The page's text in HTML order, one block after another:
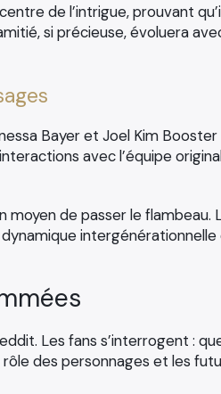
de l’intrigue, prouvant
si précieuse, évoluera
Bayer et Joel Kim
avec l’équipe
de passer le flambeau.
intergénérationnelle
Les fans s’interrogent :
des personnages et les